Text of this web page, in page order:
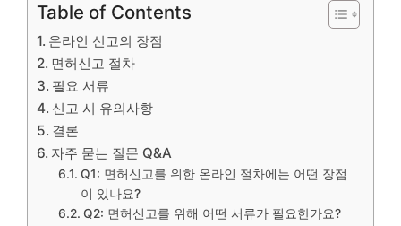
Table of Contents
온라인 신고의 장점
면허신고 절차
필요 서류
신고 시 유의사항
결론
자주 묻는 질문 Q&A
Q1: 면허신고를 위한 온라인 절차에는 어떤 장점
이 있나요?
Q2: 면허신고를 위해 어떤 서류가 필요한가요?